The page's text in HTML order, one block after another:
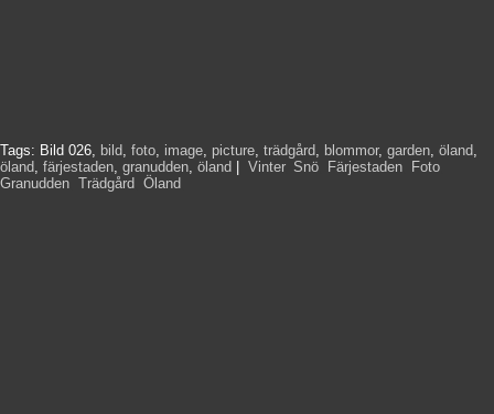
Tags: Bild 026, bild, foto, image, picture, trädgård, blommor, garden, öland,
öland, färjestaden, granudden, öland Vinter, Snö Färjestaden Foto
Granudden Trädgård Öland